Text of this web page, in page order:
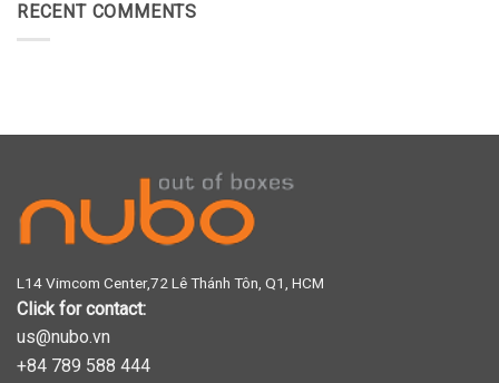
RECENT COMMENTS
L14 Vimcom Center,72 Lê Thánh Tôn, Q1, HCM
Click for contact:
us@nubo.vn
+84 789 588 444